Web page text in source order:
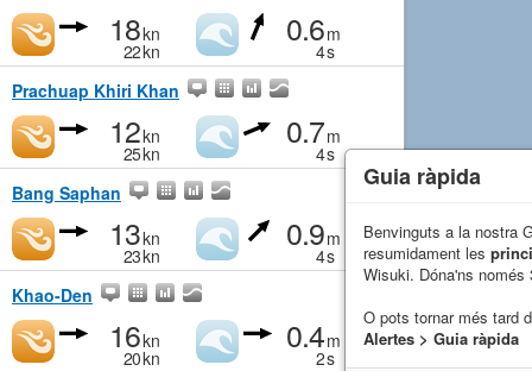
18kn
22kn
0.6m
4s
Prachuap Khiri Khan
12kn
25kn
0.7m
4s
Bang Saphan
13kn
23kn
0.9m
4s
Khao-Den
16kn
20kn
0.4m
2s
Guia ràpida
Benvinguts a la nostra
resumidament les
Wisuki. Dóna'ns només
O pots tornar més tard
Alertes > Guia ràpida